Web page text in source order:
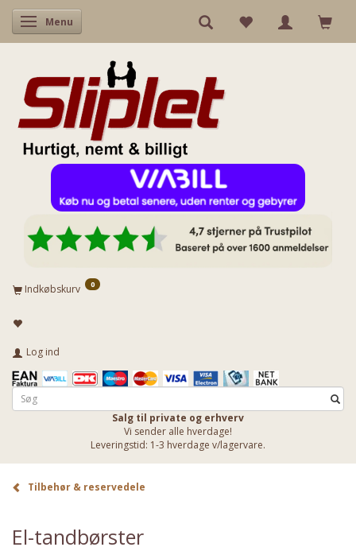
Skifte navigation
Menu
Indkøbskurv 0
Log ind
Salg til private og erhverv
Vi sender alle hverdage!
Leveringstid: 1-3 hverdage v/lagervare.
Tilbehør & reservedele
El-tandbørster